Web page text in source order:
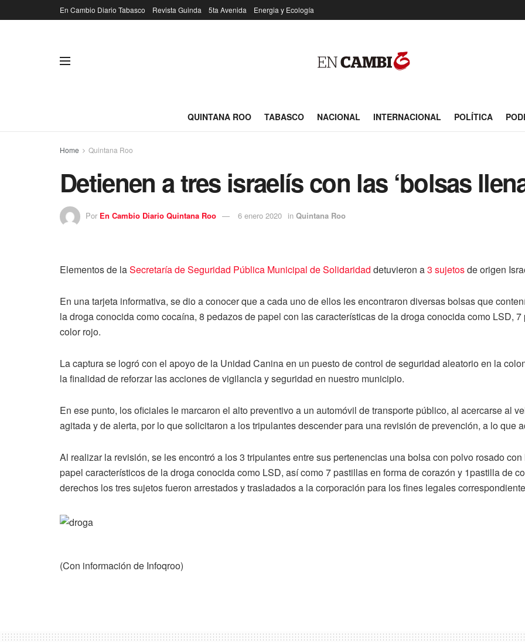
En Cambio Diario Tabasco Revista Guinda 5ta Avenida Energia y Ecología
QUINTANA ROO TABASCO NACIONAL INTERNACIONAL POLÍTICA
Home Quintana Roo
Detienen a tres israelís con las ‘bolsas
Por En Cambio Diario Quintana Roo 6 enero 2020 in Quintana Roo
Elementos de laSecretaría de Seguridad Pública Municipal de Solidaridad detuvieron a3 sujetosde origen
En una tarjeta informativa, se dio a conocer que a cada uno de ellos les encontraron diversas bolsas que
la droga conocida como cocaína, 8 pedazos de papel con las características de la droga conocida como LSD,
color rojo.
La captura se logró con el apoyo de la Unidad Canina en un puesto de control de seguridad aleatorio en la
la finalidad de reforzar las acciones de vigilancia y seguridad en nuestro municipio.
En ese punto, los oficiales le marcaron el alto preventivo a un automóvil de transporte público, al acercarse al
agitada y de alerta, por lo que solicitaron a los tripulantes descender para una revisión de prevención, a lo que
Al realizar la revisión, se les encontró a los 3 tripulantes entre sus pertenencias una bolsa con polvo rosado
papel característicos de la droga conocida como LSD, así como 7 pastillas en forma de corazón y 1pastilla de
derechos los tres sujetos fueron arrestados y trasladados a la corporación para los fines legales
(Con información de Infoqroo)